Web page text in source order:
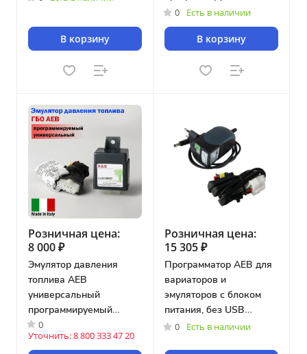
В корзину
[датчик PMS]
0 Есть в наличии
В корзину
Розничная цена:
8 000 ₽
Эмулятор давления
топлива AEB
универсальный
программируемый
[628000007]
0
Уточнить: 8 800 333 47 20
Розничная цена:
15 305 ₽
Программатор AEB для
вариаторов и
эмуляторов с блоком
питания, без USB
интерфейса [AEB011N]
0 Есть в наличии